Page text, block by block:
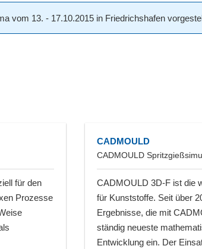
vom 13. - 17.10.2015 in Friedrichshafen
für den
Prozesse
CADMOULD
CADMOULD
CADMOULD 3D-F ist die
für Kunststoffe. Seit über
Ergebnisse, die mit
ständig neueste
Entwicklung ein. Der